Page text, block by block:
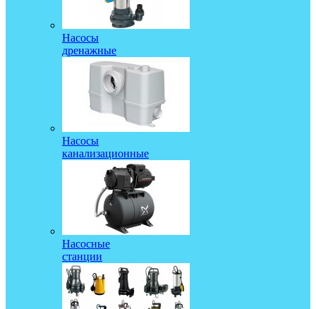
Насосы
дренажные
Насосы
канализационные
Насосные
станции